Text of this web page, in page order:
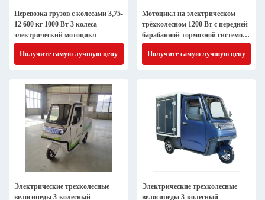
Перевозка грузов с колесами 3,75-
12 600 кг 1000 Вт 3 колеса
электрический мотоцикл
Получите самую лучшую цену
Мотоцикл на электрическом
трёхколесном 1200 Вт с передней
барабанной тормозной системой
задней барабанной
Получите самую лучшую цену
Электрические трехколесные
велосипеды 3-колесный
Электрические трехколесные
велосипеды 3-колесный